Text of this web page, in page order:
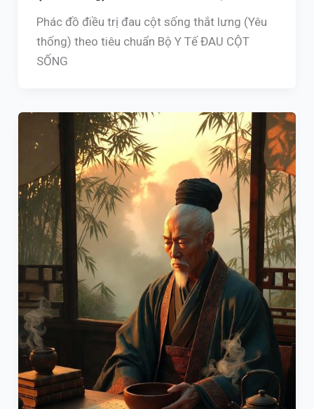
Phác đồ điều trị đau cột sống thắt lưng (Yêu
thống) theo tiêu chuẩn Bộ Y Tế ĐAU CỘT
SỐNG